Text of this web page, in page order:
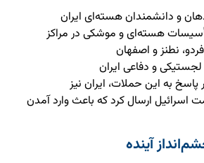
و دانشمندان هسته‌ای ایران
هسته‌ای و موشکی در مراکز
نطنز و اصفهان
و دفاعی ایران
پاسخ به این حملات، ایران نیز
ارسال کرد که باعث وارد آمدن
آینده